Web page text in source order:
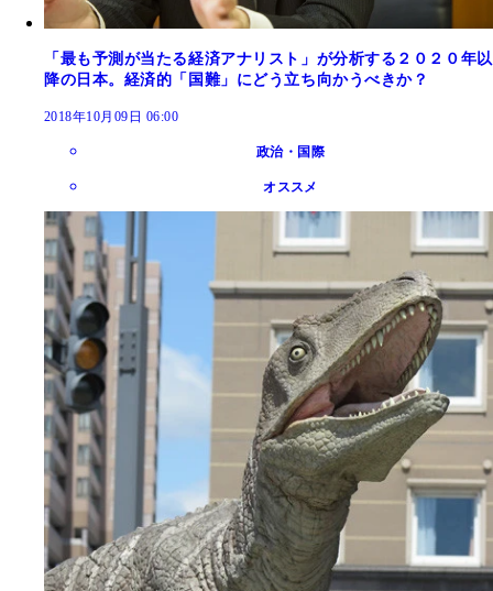
「最も予測が当たる経済アナリスト」が分析する２０２０年以
降の日本。経済的「国難」にどう立ち向かうべきか？
2018年10月09日 06:00
政治・国際
オススメ